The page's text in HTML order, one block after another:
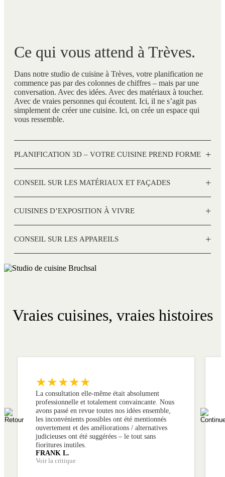
Ce qui vous attend à Trèves.
Dans notre studio de cuisine à Trèves, votre planification ne
commence pas par des colonnes de chiffres – mais par une
conversation. Avec des idées. Avec des matériaux à toucher.
Avec de vraies personnes qui écoutent. Ici, il ne s’agit pas
simplement de créer une cuisine. Ici, on crée un espace qui
vous ressemble.
PLANIFICATION 3D – VOTRE CUISINE PREND FORME +
CONSEIL SUR LES MATÉRIAUX ET FAÇADES +
CUISINES D’EXPOSITION À VIVRE +
CONSEIL SUR LES APPAREILS +
Vraies cuisines, vraies histoires
★★★★★
La consultation elle-même était absolument
professionnelle et totalement convaincante. Nous
avons passé en revue toutes nos idées ensemble,
les inconvénients possibles ont été mentionnés
ouvertement et des améliorations / alternatives
judicieuses ont été suggérées – le tout sans
fioritures inutiles.
FRANK L.
Voir la critique